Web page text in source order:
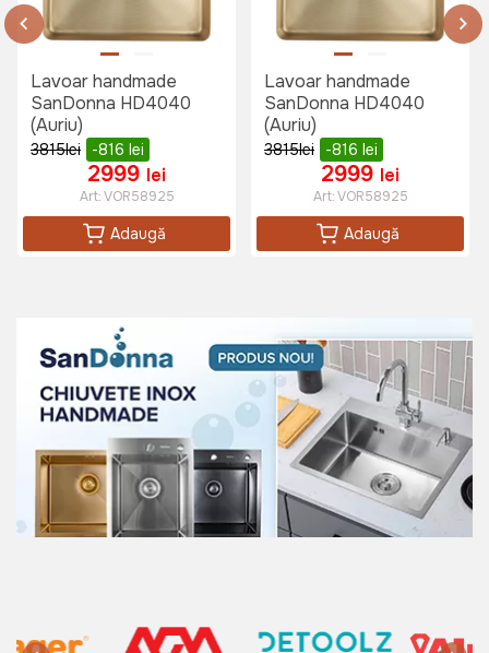
Lavoar handmade
SanDonna HD4040
(Auriu)
3815lei -816 lei
2999 lei
Art:VOR58925
Adaugă
Lavoar handmade
SanDonna HD4040
(Auriu)
3815lei -816 lei
2999 lei
Art:VOR58925
Adaugă